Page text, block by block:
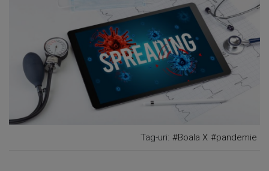
Tag-uri: #Boala X #pandemie